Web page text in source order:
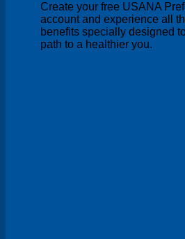
Create your free USANA
account and experience all
benefits specially designed
path to a healthier you.